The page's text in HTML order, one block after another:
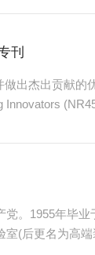
级转向深度数字
刊
出杰出贡献的
每年按
。1955年毕业
(后更名为高